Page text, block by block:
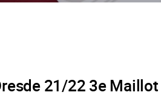
21/22 3e Maillot